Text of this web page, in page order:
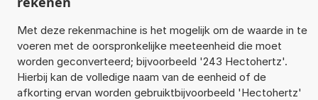
Met deze rekenmachine is het mogelijk om de waarde in te
voeren met de oorspronkelijke meeteenheid die moet
worden geconverteerd; bijvoorbeeld '243 Hectohertz'.
Hierbij kan de volledige naam van de eenheid of de
afkorting ervan worden gebruiktbijvoorbeeld 'Hectohertz'